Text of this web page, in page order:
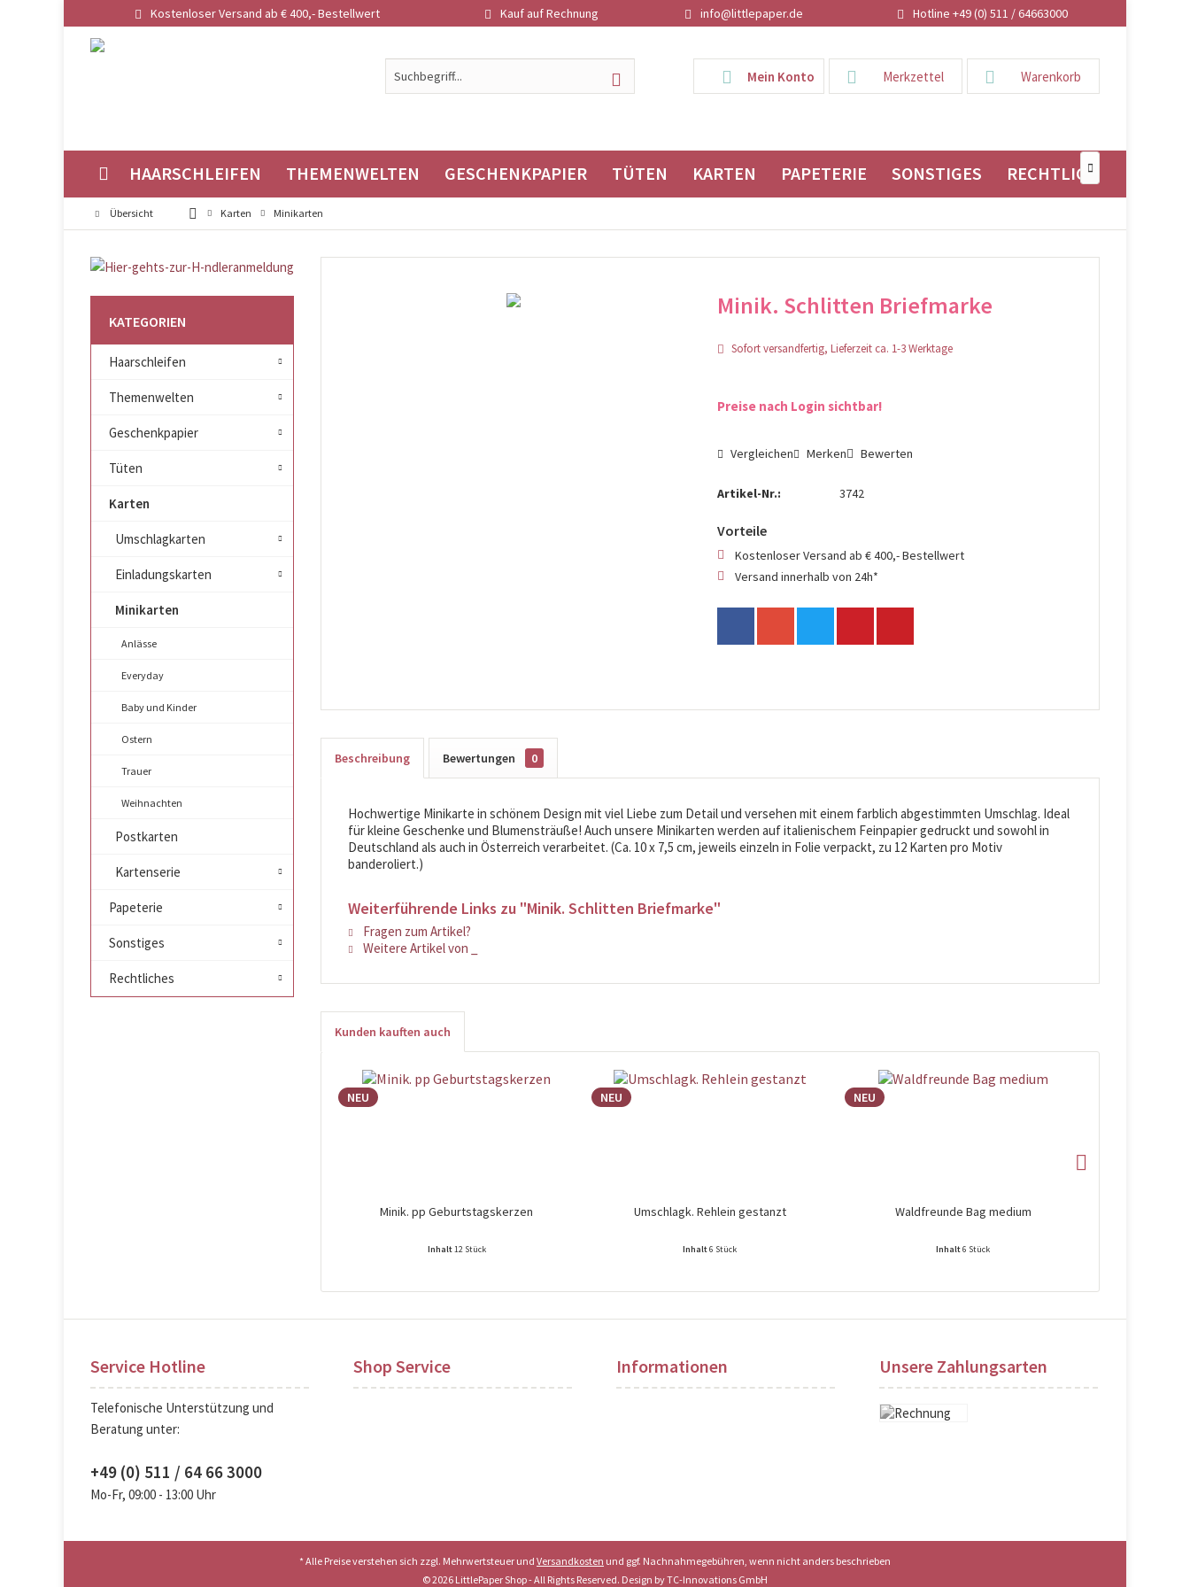
Kostenloser Versand ab € 400,- Bestellwert Kauf auf Rechnung info@littlepaper.de Hotline +49 (0) 511 / 64663000
Warenkorb
Merkzettel
Mein Konto
HAARSCHLEIFEN THEMENWELTEN GESCHENKPAPIER TÜTEN KARTEN PAPETERIE SONSTIGES RECHTLICHES

Übersicht Karten Minikarten
KATEGORIEN
Haarschleifen
Themenwelten
Geschenkpapier
Tüten
Karten
Umschlagkarten
Einladungskarten
Minikarten
Anlässe
Everyday
Baby und Kinder
Ostern
Trauer
Weihnachten
Postkarten
Kartenserie
Papeterie
Sonstiges
Rechtliches
Minik. Schlitten Briefmarke
Sofort versandfertig, Lieferzeit ca. 1-3 Werktage
Preise nach Login sichtbar!
Vergleichen Merken Bewerten
Artikel-Nr.: 3742
Vorteile
Kostenloser Versand ab € 400,- Bestellwert
Versand innerhalb von 24h*
Beschreibung Bewertungen 0
Hochwertige Minikarte in schönem Design mit viel Liebe zum Detail und versehen mit einem farblich abgestimmten Umschlag. Ideal
für kleine Geschenke und Blumensträuße! Auch unsere Minikarten werden auf italienischem Feinpapier gedruckt und sowohl in
Deutschland als auch in Österreich verarbeitet. (Ca. 10 x 7,5 cm, jeweils einzeln in Folie verpackt, zu 12 Karten pro Motiv
banderoliert.)
Weiterführende Links zu "Minik. Schlitten Briefmarke"
Fragen zum Artikel?
Weitere Artikel von _
Kunden kauften auch
NEU
Minik. pp Geburtstagskerzen
Inhalt12 Stück
Preise nach Login sichtbar!
NEU
Umschlagk. Rehlein gestanzt
Inhalt6 Stück
Preise nach Login sichtbar!
NEU
Waldfreunde Bag medium
Inhalt6 Stück
Preise nach Login sichtbar!
Service Hotline
Telefonische Unterstützung und
Beratung unter:
+49 (0) 511 / 64 66 3000
Mo-Fr, 09:00 - 13:00 Uhr
Shop Service Informationen Unsere Zahlungsarten
* Alle Preise verstehen sich zzgl. Mehrwertsteuer und Versandkosten und ggf. Nachnahmegebühren, wenn nicht anders beschrieben
© 2026 LittlePaper Shop - All Rights Reserved. Design byTC-Innovations GmbH